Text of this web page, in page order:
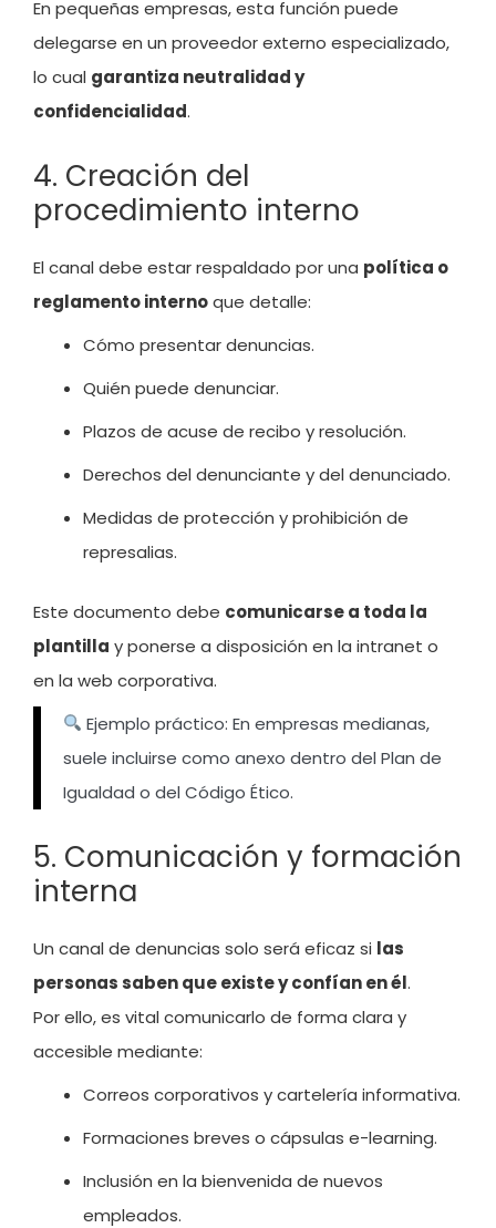
En pequeñas empresas, esta función puede
delegarse en un proveedor externo especializado,
lo cual garantiza neutralidad y
confidencialidad.
4. Creación del
procedimiento interno
El canal debe estar respaldado por una política o
reglamento internoque detalle:
Cómo presentar denuncias.
Quién puede denunciar.
Plazos de acuse de recibo y resolución.
Derechos del denunciante y del denunciado.
Medidas de protección y prohibición de
represalias.
Este documento debe comunicarse a toda la
plantilla y ponerse a disposición en la intranet o
en la web corporativa.
Ejemplo práctico: En empresas medianas,
suele incluirse como anexo dentro del Plan de
Igualdad o del Código Ético.
5. Comunicación y formación
interna
Un canal de denuncias solo será eficaz si las
personas saben que existe y confían en él.
Por ello, es vital comunicarlo de forma clara y
accesible mediante:
Correos corporativos y cartelería informativa.
Formaciones breves o cápsulas e-learning.
Inclusión en la bienvenida de nuevos
empleados.